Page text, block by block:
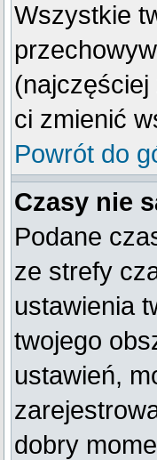
Wszystkie
(najczęściej
ci zmienić
Powrót do
Czasy nie
Podane
ze strefy
ustawienia
twojego
ustawień,
dobry